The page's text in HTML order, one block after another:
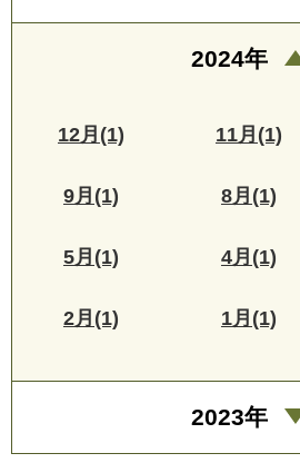
2024年
12月(1) 11月(1)
9月(1) 8月(1)
5月(1) 4月(1)
2月(1) 1月(1)
2023年